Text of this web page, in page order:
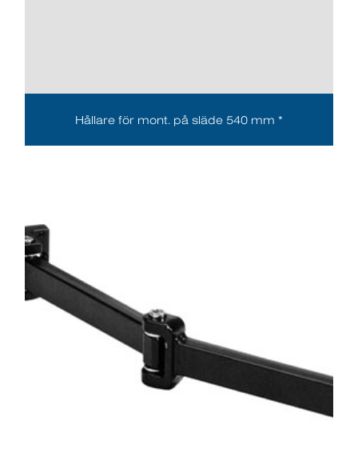
Hållare för mont. på släde 540 mm *